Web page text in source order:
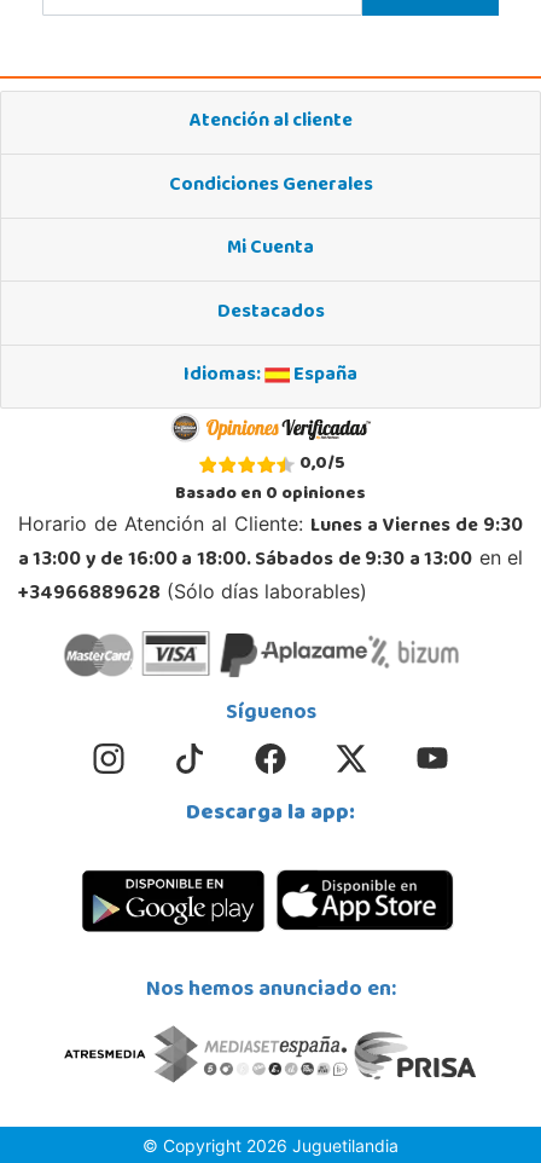
Atención al cliente
Condiciones Generales
Mi Cuenta
Destacados
Idiomas:
España
0,0/5
Basado en0opiniones
Horario de Atención al Cliente: Lunes a Viernes de 9:30
a 13:00 y de 16:00 a 18:00. Sábados de 9:30 a 13:00 en el
+34966889628 (Sólo días laborables)
Síguenos
Descarga la app:
Nos hemos anunciado en:
© Copyright 2026 Juguetilandia